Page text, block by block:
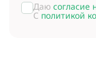
Даю согласие
С политикой